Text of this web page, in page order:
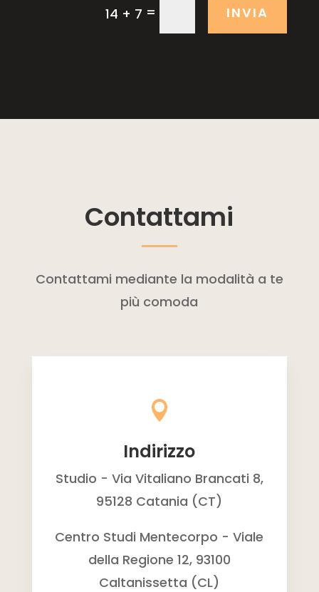
14 + 7 = INVIA
Contattami
Contattami mediante la modalità a te
più comoda

Indirizzo
Studio - Via Vitaliano Brancati 8,
95128 Catania (CT)
Centro Studi Mentecorpo - Viale
della Regione 12, 93100
Caltanissetta (CL)